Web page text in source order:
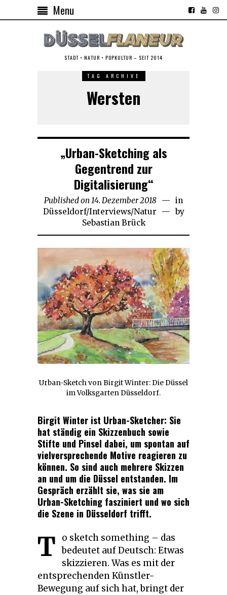
Menu
STADT • NATUR • POPKULTUR – SEIT 2014
TAG ARCHIVE
Wersten
„Urban-Sketching als
Gegentrend zur
Digitalisierung“
Published on14. Dezember 2018 16.
Dezember
in
Düsseldorf/Interviews/Natur
by
Sebastian Brück
Urban-Sketch von Birgit Winter: Die Düssel
im Volksgarten Düsseldorf.
Birgit Winter ist Urban-Sketcher: Sie
hat ständig ein Skizzenbuch sowie
Stifte und Pinsel dabei, um spontan auf
vielversprechende Motive reagieren zu
können. So sind auch mehrere Skizzen
an und um die Düssel entstanden. Im
Gespräch erzählt sie, was sie am
Urban-Sketching fasziniert und wo sich
die Szene in Düsseldorf trifft.
T
o sketch something – das
bedeutet auf Deutsch: Etwas
skizzieren. Was es mit der
entsprechenden Künstler-
Bewegung auf sich hat, bringt der